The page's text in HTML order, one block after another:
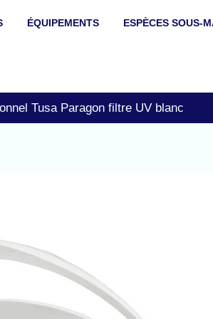
ÉQUIPEMENTS ESPÈCES SOUS-
Tusa Paragon filtre UV blanc